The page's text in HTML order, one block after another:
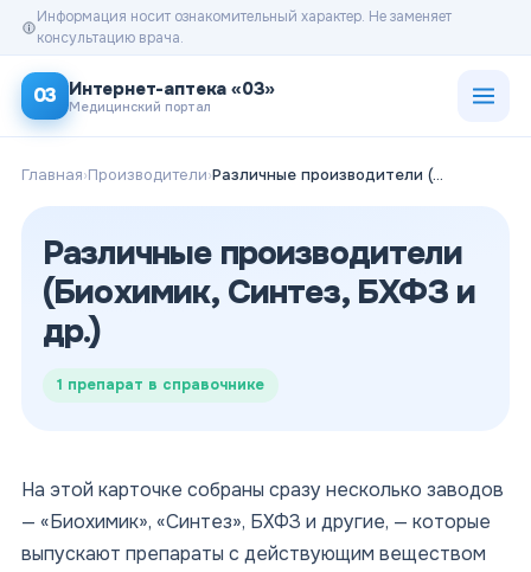
Информация носит ознакомительный характер. Не заменяет
консультацию врача.
03 Интернет-аптека «03»
Медицинский портал
Главная›Производители› Различные производители (Биохимик, Синтез, БХФЗ и др.)
Различные производители
(Биохимик, Синтез, БХФЗ и
др.)
1 препарат в справочнике
На этой карточке собраны сразу несколько заводов
— «Биохимик», «Синтез», БХФЗ и другие, — которые
выпускают препараты с действующим веществом